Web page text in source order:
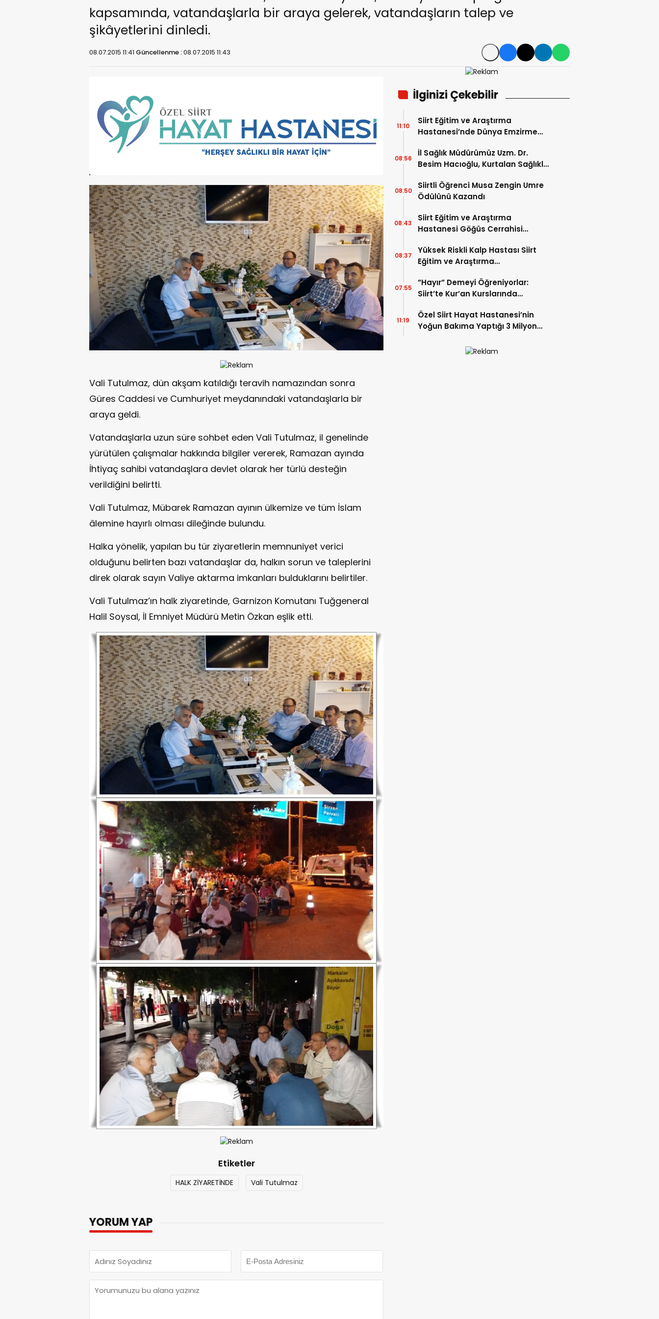
kapsamında, vatandaşlarla bir araya gelerek, vatandaşların talep ve
şikâyetlerini dinledi.
08.07.2015 11:41 Güncellenme :08.07.2015 11:43
Vali Tutulmaz, dün akşam katıldığı teravih namazından sonra
Güres Caddesi ve Cumhuriyet meydanındaki vatandaşlarla bir
araya geldi.
Vatandaşlarla uzun süre sohbet eden Vali Tutulmaz, il genelinde
yürütülen çalışmalar hakkında bilgiler vererek, Ramazan ayında
İhtiyaç sahibi vatandaşlara devlet olarak her türlü desteğin
verildiğini belirtti.
Vali Tutulmaz, Mübarek Ramazan ayının ülkemize ve tüm İslam
âlemine hayırlı olması dileğinde bulundu.
Halka yönelik, yapılan bu tür ziyaretlerin memnuniyet verici
olduğunu belirten bazı vatandaşlar da, halkın sorun ve taleplerini
direk olarak sayın Valiye aktarma imkanları bulduklarını belirtiler.
Vali Tutulmaz’ın halk ziyaretinde, Garnizon Komutanı Tuğgeneral
Halil Soysal, İl Emniyet Müdürü Metin Özkan eşlik etti.
Etiketler
HALK ZİYARETİNDE Vali Tutulmaz
YORUM YAP
İlginizi Çekebilir
Siirt Eğitim ve Araştırma
Hastanesi’nde Dünya Emzirme
11:10
İl Sağlık Müdürümüz Uzm. Dr.
Besim Hacıoğlu, Kurtalan Sağlıklı
08:56
Siirtli Öğrenci Musa Zengin Umre
Ödülünü Kazandı
08:50
Siirt Eğitim ve Araştırma
Hastanesi Göğüs Cerrahisi
“Akciğer Nodülleri Her Zaman
Kanser Anlamına Gelmez”
08:43
Yüksek Riskli Kalp Hastası Siirt
Eğitim ve Araştırma
Edildi
08:37
”Hayır” Demeyi Öğreniyorlar:
Siirt’te Kur’an Kurslarında
07:55
Özel Siirt Hayat Hastanesi’nin
Yoğun Bakıma Yaptığı 3 Milyon
11:19